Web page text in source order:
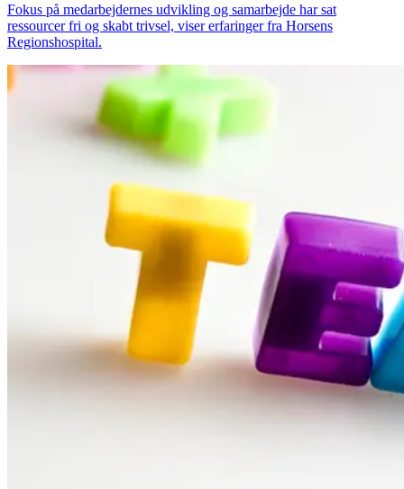
Fokus på medarbejdernes udvikling og samarbejde har sat
ressourcer fri og skabt trivsel, viser erfaringer fra Horsens
Regionshospital.